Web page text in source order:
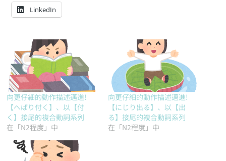
LinkedIn
向更仔細的動作描述邁進!
【へばり付く】、以【付
く】接尾的複合動詞系列
在「N2程度」中
向更仔細的動作描述邁進!
【にじり出る】、以【出
る】接尾的複合動詞系列
在「N2程度」中